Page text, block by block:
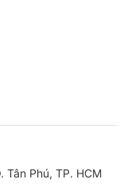
Phú, TP. HCM